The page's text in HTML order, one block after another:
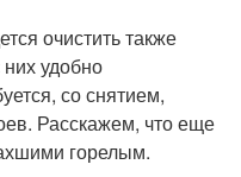
очистить также
удобно
со снятием,
Расскажем, что еще
горелым.